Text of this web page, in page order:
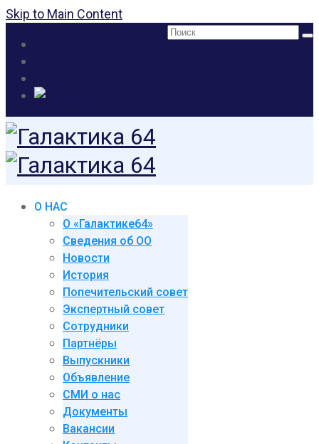
Skip to Main Content
Поиск:
О НАС
О «Галактике64»
Сведения об ОО
Новости
История
Попечительский совет
Экспертный совет
Сотрудники
Партнёры
Выпускники
Объявление
СМИ о нас
Документы
Вакансии